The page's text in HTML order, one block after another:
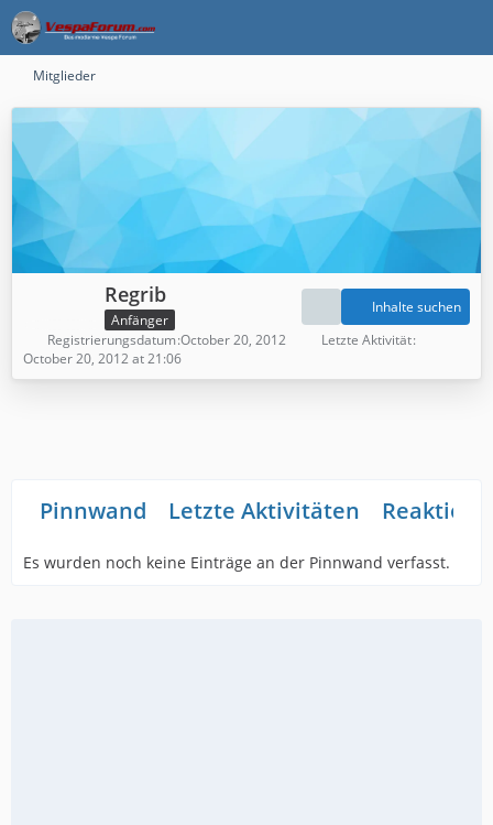
Mitglieder
Regrib
Anfänger
Inhalte suchen
Registrierungsdatum October 20, 2012
Letzte Aktivität
October 20, 2012 at 21:06
Pinnwand Letzte Aktivitäten
Es wurden noch keine Einträge an der Pinnwand verfasst.